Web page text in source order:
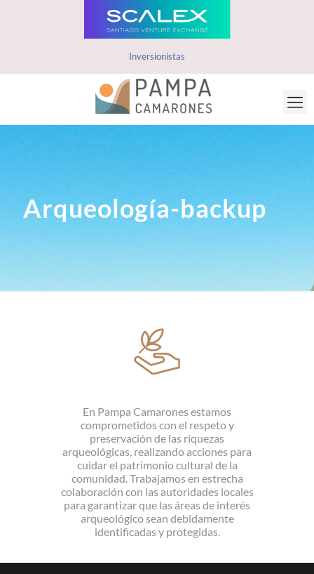
Inversionistas
Arqueología-backup
En Pampa Camarones estamos
comprometidos con el respeto y
preservación de las riquezas
arqueológicas, realizando acciones para
cuidar el patrimonio cultural de la
comunidad. Trabajamos en estrecha
colaboración con las autoridades locales
para garantizar que las áreas de interés
arqueológico sean debidamente
identificadas y protegidas.